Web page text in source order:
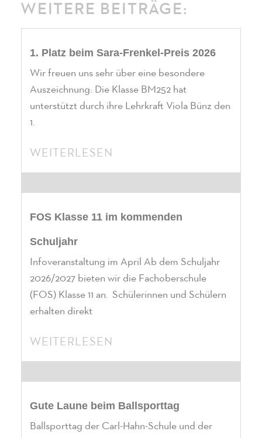
WEITERE BEITRÄGE:
1. Platz beim Sara-Frenkel-Preis 2026
Wir freuen uns sehr über eine besondere
Auszeichnung: Die Klasse BM252 hat
unterstützt durch ihre Lehrkraft Viola Bünz den
1.
WEITERLESEN
FOS Klasse 11 im kommenden
Schuljahr
Infoveranstaltung im April Ab dem Schuljahr
2026/2027 bieten wir die Fachoberschule
(FOS) Klasse 11 an. Schülerinnen und Schülern
erhalten direkt
WEITERLESEN
Gute Laune beim Ballsporttag
Ballsporttag der Carl-Hahn-Schule und der